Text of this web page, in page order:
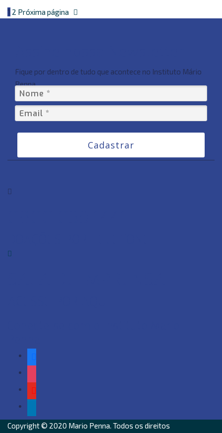
1 2 Próxima página
Fique por dentro de tudo que acontece no Instituto Mário
Penna
Cadastrar
youtube
Copyright © 2020 Mario Penna. Todos os direitos